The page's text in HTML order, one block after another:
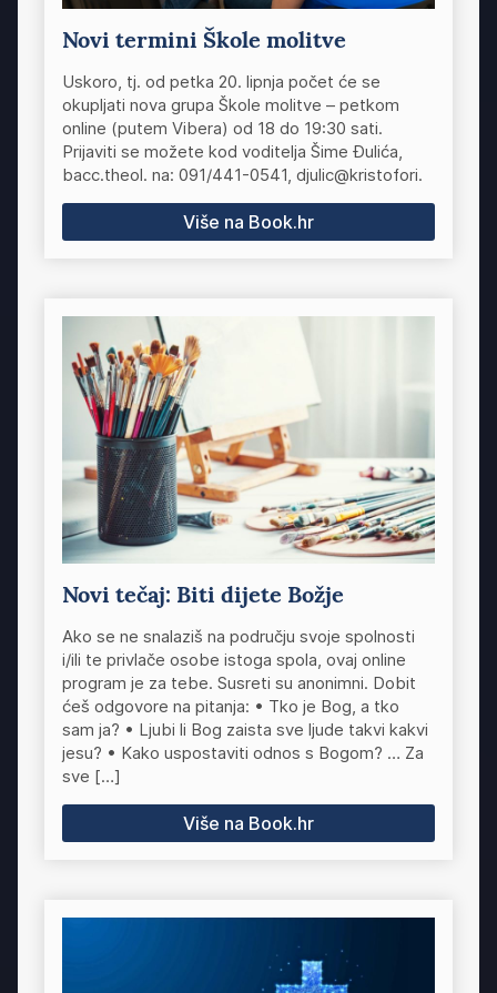
Novi termini Škole molitve
Uskoro, tj. od petka 20. lipnja počet će se
okupljati nova grupa Škole molitve – petkom
online (putem Vibera) od 18 do 19:30 sati.
Prijaviti se možete kod voditelja Šime Đulića,
bacc.theol. na: 091/441-0541, djulic@kristofori.
Više na Book.hr
Novi tečaj: Biti dijete Božje
Ako se ne snalaziš na području svoje spolnosti
i/ili te privlače osobe istoga spola, ovaj online
program je za tebe. Susreti su anonimni. Dobit
ćeš odgovore na pitanja: • Tko je Bog, a tko
sam ja? • Ljubi li Bog zaista sve ljude takvi kakvi
jesu? • Kako uspostaviti odnos s Bogom? … Za
sve […]
Više na Book.hr